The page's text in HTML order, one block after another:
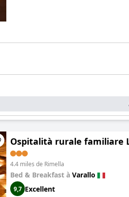
Ospitalità rurale familiare
4.4 miles de Rimella
Bed & Breakfast à Varallo
9,7 Excellent